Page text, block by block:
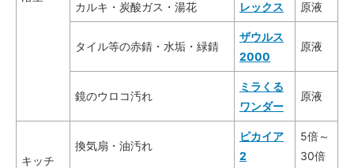
カルキ・炭酸ガス・湯花 レックス 原液
タイル等の赤錆・水垢・緑錆
ザウルス
2000
原液
鏡のウロコ汚れ
ミラくる
ワンダー
原液
キッチ
換気扇・油汚れ
ピカイア
2
5倍～
30倍